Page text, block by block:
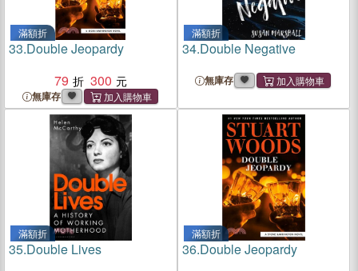
滿額折
33.Double Jeopardy
79
300
無庫存
滿額折
34.Double Negative
無庫存
滿額折
35.Double Lives
滿額折
36.Double Jeopardy